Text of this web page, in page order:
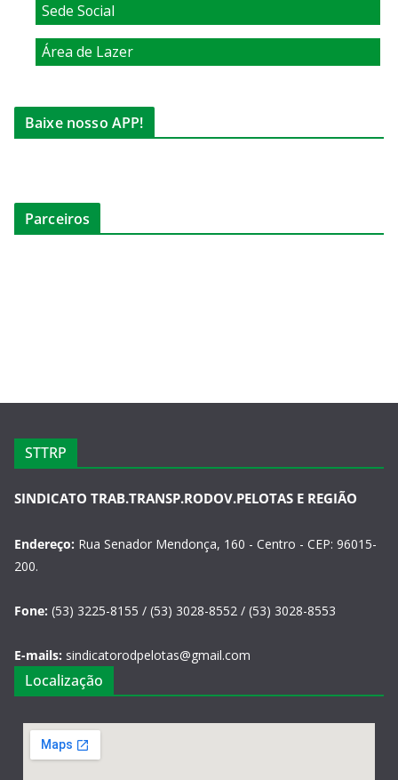
Sede Social
Área de Lazer
Baixe nosso APP!
Parceiros
STTRP
SINDICATO TRAB.TRANSP.RODOV.PELOTAS E REGIÃO
Endereço: Rua Senador Mendonça, 160 - Centro - CEP: 96015-
200.
Fone: (53) 3225-8155 / (53) 3028-8552 / (53) 3028-8553
E-mails: sindicatorodpelotas@gmail.com
Localização